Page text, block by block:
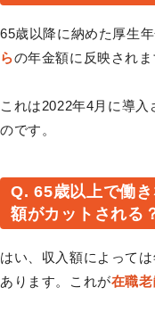
65歳以降に納めた厚生
らの年金額に反映されま
これは2022年4月に導入
のです。
Q. 65歳以上で働
額がカットされる
はい、収入額によって
あります。これが在職